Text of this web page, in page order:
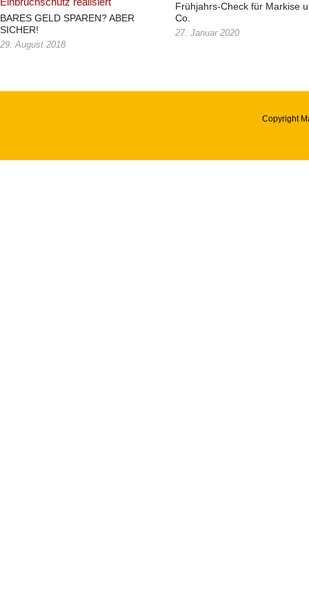
BARES GELD SPAREN? ABER
SICHER!
29. August 2018
Frühjahrs-Check für Markise
Co.
27. Januar 2020
Copyright